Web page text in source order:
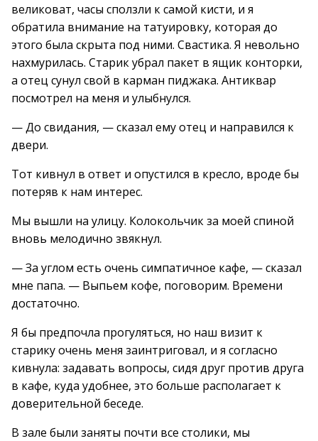
великоват, часы сползли к самой кисти, и я
обратила внимание на татуировку, которая до
этого была скрыта под ними. Свастика. Я невольно
нахмурилась. Старик убрал пакет в ящик конторки,
а отец сунул свой в карман пиджака. Антиквар
посмотрел на меня и улыбнулся.
— До свидания, — сказал ему отец и направился к
двери.
Тот кивнул в ответ и опустился в кресло, вроде бы
потеряв к нам интерес.
Мы вышли на улицу. Колокольчик за моей спиной
вновь мелодично звякнул.
— За углом есть очень симпатичное кафе, — сказал
мне папа. — Выпьем кофе, поговорим. Времени
достаточно.
Я бы предпочла прогуляться, но наш визит к
старику очень меня заинтриговал, и я согласно
кивнула: задавать вопросы, сидя друг против друга
в кафе, куда удобнее, это больше располагает к
доверительной беседе.
В зале были заняты почти все столики, мы